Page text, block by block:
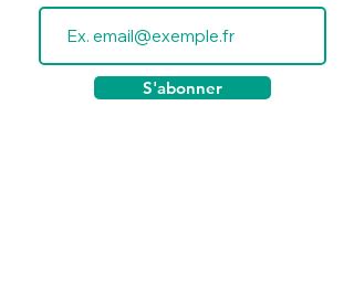
S'abonner